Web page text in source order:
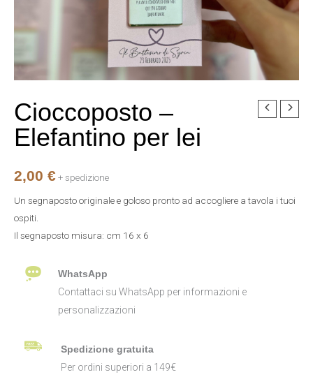
Cioccoposto –
Elefantino per lei
2,00 €+ spedizione
Un segnaposto originale e goloso pronto ad accogliere a tavola i tuoi
ospiti.
Il segnaposto misura: cm 16 x 6
WhatsApp
Contattaci su WhatsApp per informazioni e
personalizzazioni
Spedizione gratuita
Per ordini superiori a 149€
Cioccoposto
Elefantino
lei